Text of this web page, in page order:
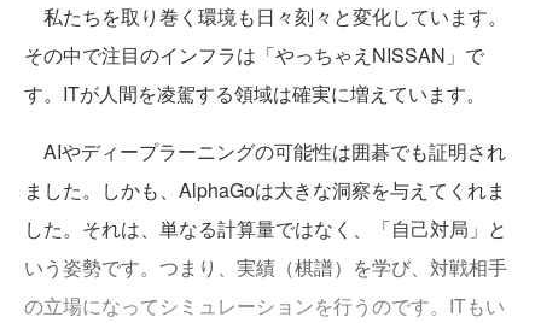
私たちを取り巻く環境も日々刻々と変化しています。
その中で注目のインフラは「やっちゃえNISSAN」で
す。ITが人間を凌駕する領域は確実に増えています。
AIやディープラーニングの可能性は囲碁でも証明され
ました。しかも、AlphaGoは大きな洞察を与えてくれま
した。それは、単なる計算量ではなく、「自己対局」と
いう姿勢です。つまり、実績（棋譜）を学び、対戦相手
の立場になってシミュレーションを行うのです。ITもい